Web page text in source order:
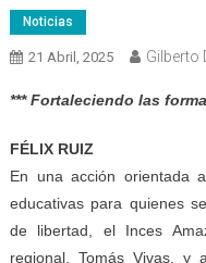
Noticias
21 Abril, 2025 Gilberto
*** Fortaleciendo las
FÉLIX RUIZ
En una acción orientada
educativas para quienes
de libertad, el Inces
regional, Tomás Vivas, y